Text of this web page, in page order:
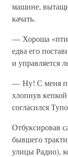
машине,
качать.
— Хороша
едва его
и управляется
— Ну! С меня
хлопнув
согласился
Отбуксировав
бывшего
улицы Радио),